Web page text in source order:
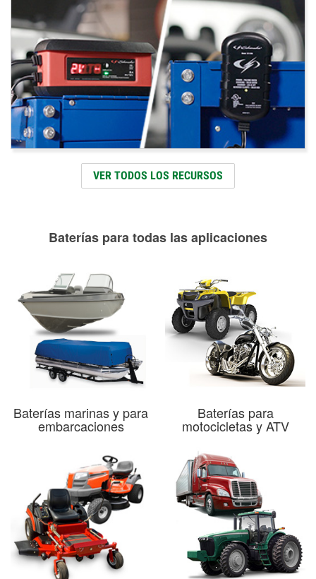
VER TODOS LOS RECURSOS
Baterías para todas las aplicaciones
Baterías marinas y para
embarcaciones
Baterías para
motocicletas y ATV